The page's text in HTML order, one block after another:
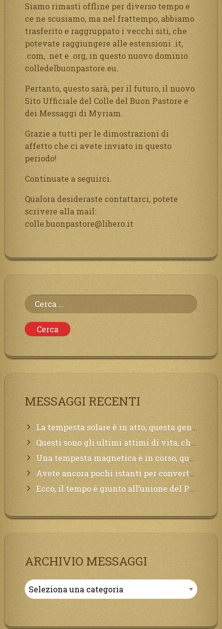
Siamo rimasti offline per diverso tempo e
ce ne scusiamo, ma nel frattempo, abbiamo
trasferito e raggruppato i vecchi siti, che
potevate raggiungere alle estensioni .it,
.com, .net e .org, in questo nuovo dominio
colledelbuonpastore.eu.
Pertanto, questo sarà, per il futuro, il nuovo
Sito Ufficiale del Colle del Buon Pastore e
dei Messaggi di Myriam.
Grazie a tutti per le dimostrazioni di
affetto che ci avete inviato in questo
periodo!
Continuate a seguirci.
Qualora desideraste contattarci, potete
scrivere alla mail:
colle.buonpastore@libero.it
Ricerca
per:
MESSAGGI RECENTI
La tempesta solare è in atto, questa generazione soffrirà molto, la Terra arderà, l’acqua sarà contaminata, il cibo non sarà più nelle vostre mense.
Questi sono gli ultimi attimi di vita, chi si vuole salvare Mi chiami in suo aiuto.
Una tempesta magnetica è in corso, questa generazione patirà. Il black out non tarderà ad arrivare e tutta la Terra sarà oscurata.
Avete ancora pochi istanti per convertirvi, non perdete tempo, la sciagura arriverà all’improvviso e per chi non si sarà preparato saranno dolori.
Ecco, il tempo è giunto all’unione del Padre con il figlio, non avete che da attendere pochissimo.
ARCHIVIO MESSAGGI
Archivio
Messaggi